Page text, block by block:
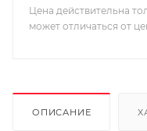
Цена действительна
может отличаться от
ОПИСАНИЕ